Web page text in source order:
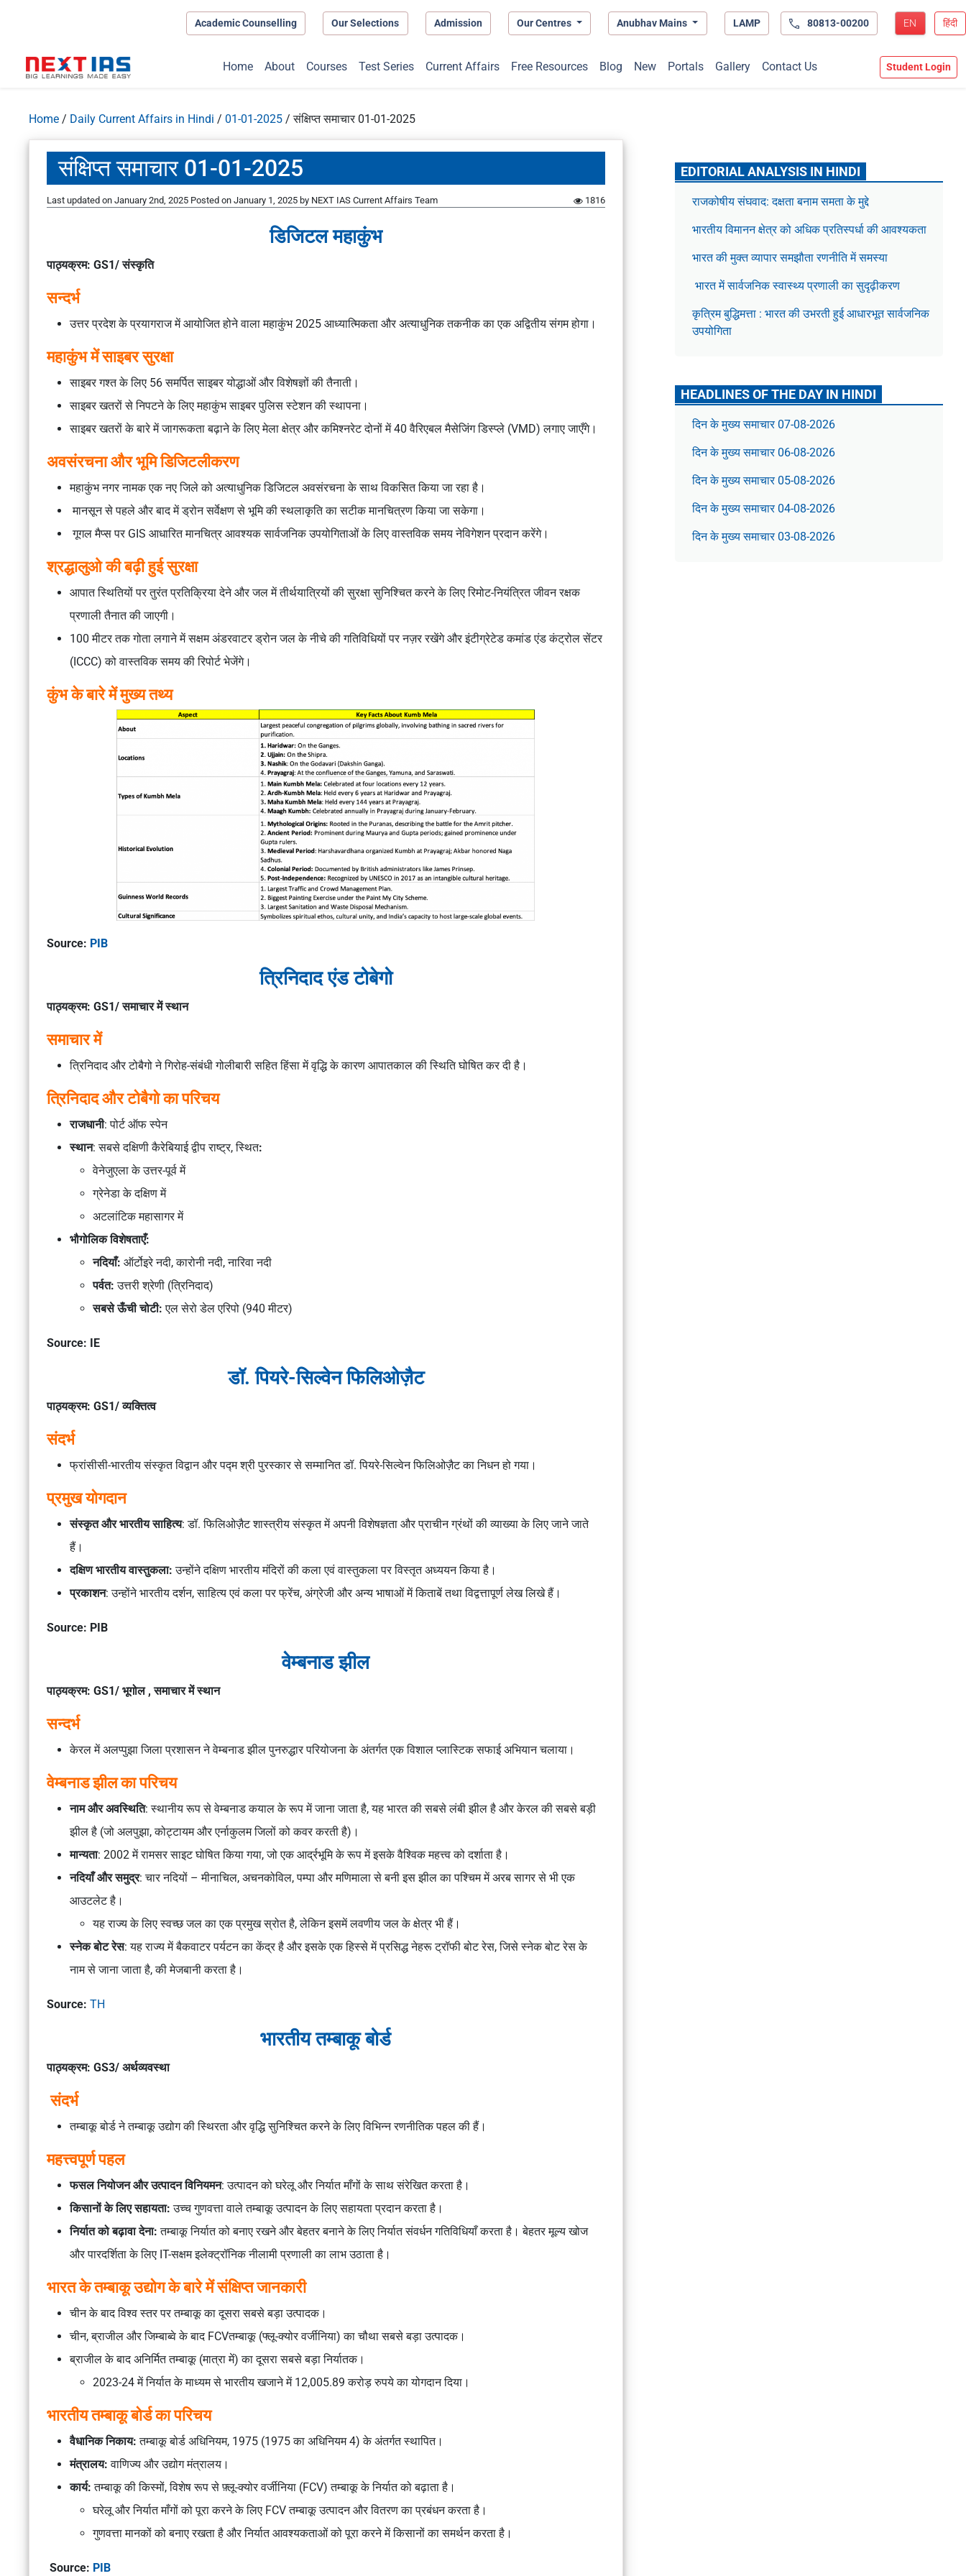
Academic Counselling Our Selections Admission Our Centres Anubhav Mains LAMP 80813-00200 EN हिंदी
Home About Courses Test Series Current Affairs Free Resources Blog New Portals Gallery Contact Us Student Login
Home / Daily Current Affairs in Hindi / 01-01-2025 /संक्षिप्त समाचार 01-01-2025
संक्षिप्त समाचार 01-01-2025
Last updated on January 2nd, 2025 Posted on January 1, 2025 by NEXT IAS Current Affairs Team 1816
डिजिटल महाकुंभ
पाठ्यक्रम: GS1/ संस्कृति
सन्दर्भ
उत्तर प्रदेश के प्रयागराज में आयोजित होने वाला महाकुंभ 2025 आध्यात्मिकता और अत्याधुनिक तकनीक का एक अद्वितीय संगम होगा।
महाकुंभ में साइबर सुरक्षा
साइबर गश्त के लिए 56 समर्पित साइबर योद्धाओं और विशेषज्ञों की तैनाती।
साइबर खतरों से निपटने के लिए महाकुंभ साइबर पुलिस स्टेशन की स्थापना।
साइबर खतरों के बारे में जागरूकता बढ़ाने के लिए मेला क्षेत्र और कमिश्नरेट दोनों में 40 वैरिएबल मैसेजिंग डिस्प्ले (VMD) लगाए जाएँगे।
अवसंरचना और भूमि डिजिटलीकरण
महाकुंभ नगर नामक एक नए जिले को अत्याधुनिक डिजिटल अवसंरचना के साथ विकसित किया जा रहा है।
मानसून से पहले और बाद में ड्रोन सर्वेक्षण से भूमि की स्थलाकृति का सटीक मानचित्रण किया जा सकेगा।
गूगल मैप्स पर GIS आधारित मानचित्र आवश्यक सार्वजनिक उपयोगिताओं के लिए वास्तविक समय नेविगेशन प्रदान करेंगे।
श्रद्धालुओ की बढ़ी हुई सुरक्षा
आपात स्थितियों पर तुरंत प्रतिक्रिया देने और जल में तीर्थयात्रियों की सुरक्षा सुनिश्चित करने के लिए रिमोट-नियंत्रित जीवन रक्षक
प्रणाली तैनात की जाएगी।
100 मीटर तक गोता लगाने में सक्षम अंडरवाटर ड्रोन जल के नीचे की गतिविधियों पर नज़र रखेंगे और इंटीग्रेटेड कमांड एंड कंट्रोल सेंटर
(ICCC) को वास्तविक समय की रिपोर्ट भेजेंगे।
कुंभ के बारे में मुख्य तथ्य
Source: PIB
त्रि‍नि‍दाद एंड टोबेगो
पाठ्यक्रम: GS1/ समाचार में स्थान
समाचार में
त्रिनिदाद और टोबैगो ने गिरोह-संबंधी गोलीबारी सहित हिंसा में वृद्धि के कारण आपातकाल की स्थिति घोषित कर दी है।
त्रिनिदाद और टोबैगो का परिचय
राजधानी: पोर्ट ऑफ स्पेन
स्थान: सबसे दक्षिणी कैरेबियाई द्वीप राष्ट्र, स्थित:
वेनेजुएला के उत्तर-पूर्व में
ग्रेनेडा के दक्षिण में
अटलांटिक महासागर में
भौगोलिक विशेषताएँ:
नदियाँ: ऑर्टोइरे नदी, कारोनी नदी, नारिवा नदी
पर्वत: उत्तरी श्रेणी (त्रिनिदाद)
सबसे ऊँची चोटी: एल सेरो डेल एरिपो (940 मीटर)
Source: IE
डॉ. पियरे-सिल्वेन फिलिओज़ैट
पाठ्यक्रम: GS1/ व्यक्तित्व
संदर्भ
फ्रांसीसी-भारतीय संस्कृत विद्वान और पद्म श्री पुरस्कार से सम्मानित डॉ. पियरे-सिल्वेन फिलिओज़ैट का निधन हो गया।
प्रमुख योगदान
संस्कृत और भारतीय साहित्य: डॉ. फिलिओज़ैट शास्त्रीय संस्कृत में अपनी विशेषज्ञता और प्राचीन ग्रंथों की व्याख्या के लिए जाने जाते
हैं।
दक्षिण भारतीय वास्तुकला: उन्होंने दक्षिण भारतीय मंदिरों की कला एवं वास्तुकला पर विस्तृत अध्ययन किया है।
प्रकाशन: उन्होंने भारतीय दर्शन, साहित्य एवं कला पर फ्रेंच, अंग्रेजी और अन्य भाषाओं में किताबें तथा विद्वत्तापूर्ण लेख लिखे हैं।
Source: PIB
वेम्बनाड झील
पाठ्यक्रम: GS1/ भूगोल , समाचार में स्थान
सन्दर्भ
केरल में अलप्पुझा जिला प्रशासन ने वेम्बनाड झील पुनरुद्धार परियोजना के अंतर्गत एक विशाल प्लास्टिक सफाई अभियान चलाया।
वेम्बनाड झील का परिचय
नाम और अवस्थिति: स्थानीय रूप से वेम्बनाड कयाल के रूप में जाना जाता है, यह भारत की सबसे लंबी झील है और केरल की सबसे बड़ी
झील है (जो अलपुझा, कोट्टायम और एर्नाकुलम जिलों को कवर करती है)।
मान्यता: 2002 में रामसर साइट घोषित किया गया, जो एक आर्द्रभूमि के रूप में इसके वैश्विक महत्त्व को दर्शाता है।
नदियाँ और समुद्र: चार नदियों – मीनाचिल, अचनकोविल, पम्पा और मणिमाला से बनी इस झील का पश्चिम में अरब सागर से भी एक
आउटलेट है।
यह राज्य के लिए स्वच्छ जल का एक प्रमुख स्रोत है, लेकिन इसमें लवणीय जल के क्षेत्र भी हैं।
स्नेक बोट रेस: यह राज्य में बैकवाटर पर्यटन का केंद्र है और इसके एक हिस्से में प्रसिद्ध नेहरू ट्रॉफी बोट रेस, जिसे स्नेक बोट रेस के
नाम से जाना जाता है, की मेजबानी करता है।
Source: TH
भारतीय तम्बाकू बोर्ड
पाठ्यक्रम: GS3/ अर्थव्यवस्था
संदर्भ
तम्बाकू बोर्ड ने तम्बाकू उद्योग की स्थिरता और वृद्धि सुनिश्चित करने के लिए विभिन्न रणनीतिक पहल की हैं।
महत्त्वपूर्ण पहल
फसल नियोजन और उत्पादन विनियमन: उत्पादन को घरेलू और निर्यात माँगों के साथ संरेखित करता है।
किसानों के लिए सहायता: उच्च गुणवत्ता वाले तम्बाकू उत्पादन के लिए सहायता प्रदान करता है।
निर्यात को बढ़ावा देना: तम्बाकू निर्यात को बनाए रखने और बेहतर बनाने के लिए निर्यात संवर्धन गतिविधियाँ करता है। बेहतर मूल्य खोज
और पारदर्शिता के लिए IT-सक्षम इलेक्ट्रॉनिक नीलामी प्रणाली का लाभ उठाता है।
भारत के तम्बाकू उद्योग के बारे में संक्षिप्त जानकारी
चीन के बाद विश्व स्तर पर तम्बाकू का दूसरा सबसे बड़ा उत्पादक।
चीन, ब्राजील और जिम्बाब्वे के बाद FCVतम्बाकू (फ्लू-क्योर वर्जीनिया) का चौथा सबसे बड़ा उत्पादक।
ब्राजील के बाद अनिर्मित तम्बाकू (मात्रा में) का दूसरा सबसे बड़ा निर्यातक।
2023-24 में निर्यात के माध्यम से भारतीय खजाने में 12,005.89 करोड़ रुपये का योगदान दिया।
भारतीय तम्बाकू बोर्ड का परिचय
वैधानिक निकाय: तम्बाकू बोर्ड अधिनियम, 1975 (1975 का अधिनियम 4) के अंतर्गत स्थापित।
मंत्रालय: वाणिज्य और उद्योग मंत्रालय।
कार्य: तम्बाकू की किस्मों, विशेष रूप से फ़्लू-क्योर वर्जीनिया (FCV) तम्बाकू के निर्यात को बढ़ाता है।
घरेलू और निर्यात माँगों को पूरा करने के लिए FCV तम्बाकू उत्पादन और वितरण का प्रबंधन करता है।
गुणवत्ता मानकों को बनाए रखता है और निर्यात आवश्यकताओं को पूरा करने में किसानों का समर्थन करता है।
Source: PIB
EDITORIAL ANALYSIS IN HINDI
राजकोषीय संघवाद: दक्षता बनाम समता के मुद्दे
भारतीय विमानन क्षेत्र को अधिक प्रतिस्पर्धा की आवश्यकता
भारत की मुक्त व्यापार समझौता रणनीति में समस्या
भारत में सार्वजनिक स्वास्थ्य प्रणाली का सुदृढ़ीकरण
कृत्रिम बुद्धिमत्ता : भारत की उभरती हुई आधारभूत सार्वजनिक
उपयोगिता
HEADLINES OF THE DAY IN HINDI
दिन के मुख्य समाचार 07-08-2026
दिन के मुख्य समाचार 06-08-2026
दिन के मुख्य समाचार 05-08-2026
दिन के मुख्य समाचार 04-08-2026
दिन के मुख्य समाचार 03-08-2026